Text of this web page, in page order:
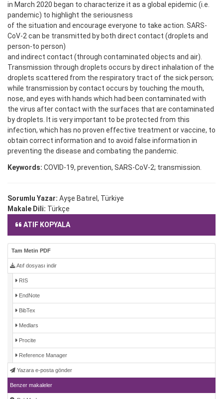
in March 2020 began to characterize it as a global epidemic (i.e.
pandemic) to highlight the seriousness
of the situation and encourage everyone to take action. SARS-
CoV-2 can be transmitted by both direct contact (droplets and
person-to person)
and indirect contact (through contaminated objects and air).
Transmission through droplets occurs by direct inhalation of the
droplets scattered from the respiratory tract of the sick person;
while transmission by contact occurs by touching the mouth,
nose, and eyes with hands which had been contaminated with
the virus after contact with the surfaces that are contaminated
by droplets. It is very important to be protected from this
infection, which has no proven effective treatment or vaccine, to
obtain correct information and to avoid false information in
preventing the disease and combating the pandemic.
Keywords: COVID-19, prevention, SARS-CoV-2; transmission.
Sorumlu Yazar: Ayşe Batırel, Türkiye
Makale Dili: Türkçe
ATIF KOPYALA
Tam Metin PDF
Atıf dosyası indir
RIS
EndNote
BibTex
Medlars
Procite
Reference Manager
Yazara e-posta gönder
Benzer makaleler